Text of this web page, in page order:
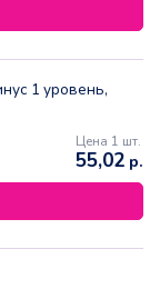
1 уровень,
Цена 1 шт.
55,02 р.